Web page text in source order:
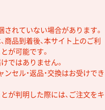
されていない場合があります。
品到着後、本サイト上のご利
が可能です。
ではありません。
セル・返品・交換はお受けでき
が判明した際には、ご注文をキ